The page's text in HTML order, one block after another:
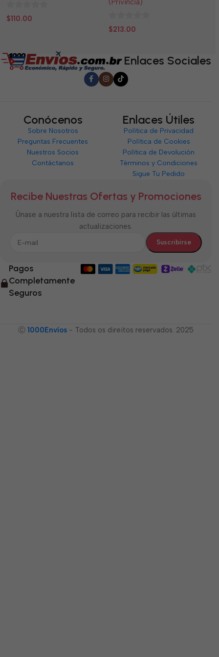
0
$110.00
(Privincia)
0
$213.00
Enlaces Sociales
Conócenos
Sobre Nosotros
Preguntas Frecuentes
Nuestros Socios
Contáctanos
Enlaces Útiles
Política de Privacidad
Política de Cookies
Política de Devolución
Términos y Condiciones
Sigue Tu Pedido
Recibe Nuestras Ofertas y Promociones
Únase a nuestra lista de correo para recibir las últimas
actualizaciones.
Pagos
Completamente
Seguros
Ⓒ 1000Envíos - Todos os direitos reservados. 2025